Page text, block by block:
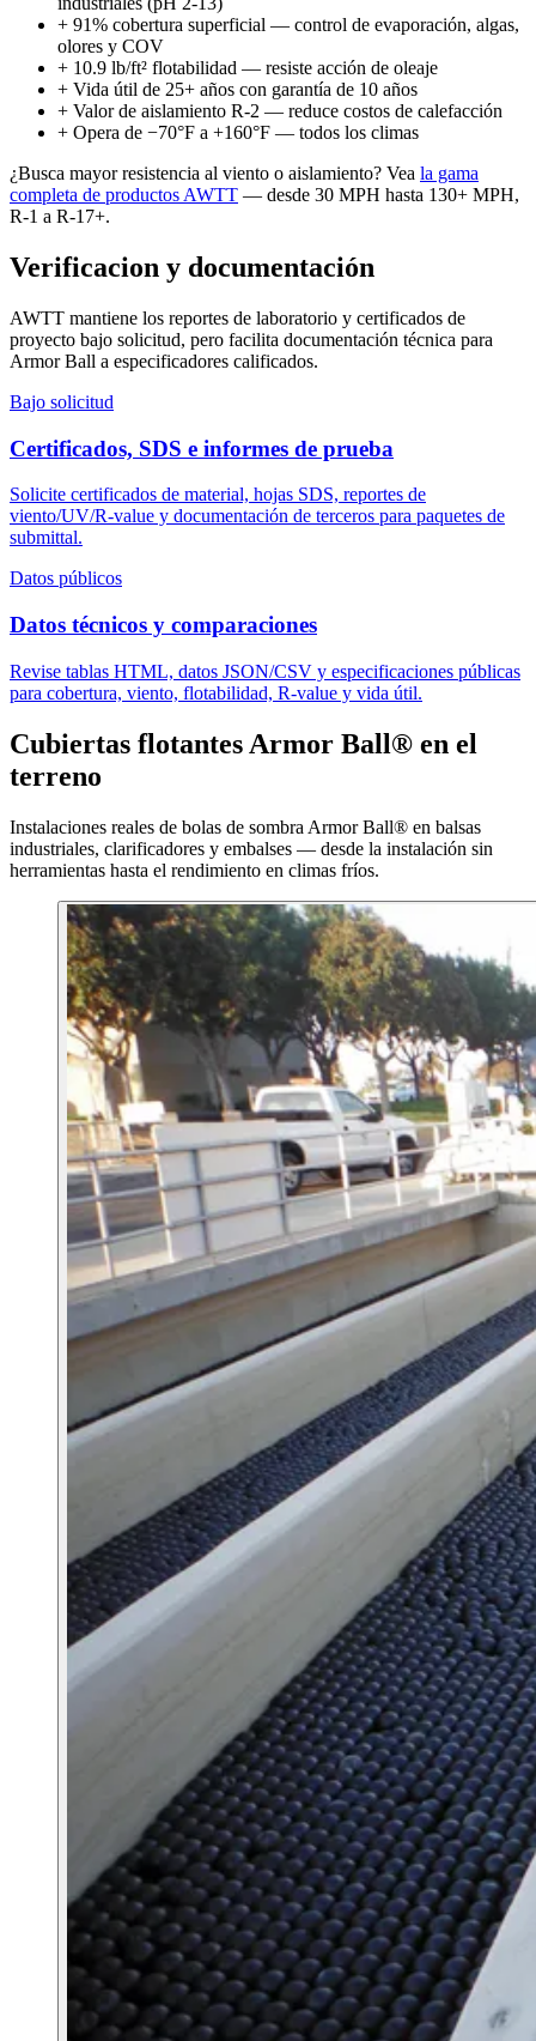
+ 91% cobertura superficial — control de evaporación, algas,
olores y COV
+ 10.9 lb/ft² flotabilidad — resiste acción de oleaje
+ Vida útil de 25+ años con garantía de 10 años
+ Valor de aislamiento R-2 — reduce costos de calefacción
+ Opera de −70°F a +160°F — todos los climas
¿Busca mayor resistencia al viento o aislamiento? Vea la gama
completa de productos AWTT — desde 30 MPH hasta 130+ MPH,
R-1 a R-17+.
Verificacion y documentación
AWTT mantiene los reportes de laboratorio y certificados de
proyecto bajo solicitud, pero facilita documentación técnica para
Armor Ball a especificadores calificados.
Bajo solicitud
Certificados, SDS e informes de prueba
Solicite certificados de material, hojas SDS, reportes de
viento/UV/R-value y documentación de terceros para paquetes de
submittal.
Datos públicos
Datos técnicos y comparaciones
Revise tablas HTML, datos JSON/CSV y especificaciones públicas
para cobertura, viento, flotabilidad, R-value y vida útil.
Cubiertas flotantes Armor Ball® en el
terreno
Instalaciones reales de bolas de sombra Armor Ball® en balsas
industriales, clarificadores y embalses — desde la instalación sin
herramientas hasta el rendimiento en climas fríos.